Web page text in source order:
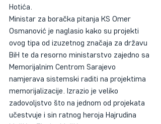
Hotića.
Ministar za boračka pitanja KS Omer
Osmanović je naglasio kako su projekti
ovog tipa od izuzetnog značaja za državu
BiH te da resorno ministarstvo zajedno sa
Memorijalnim Centrom Sarajevo
namjerava sistemski raditi na projektima
memorijalizacije. Izrazio je veliko
zadovoljstvo što na jednom od projekata
učestvuje i sin ratnog heroja Hajrudina